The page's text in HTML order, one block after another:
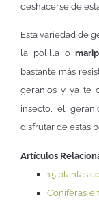
deshacerse de
Esta variedad de
la polilla o
bastante más
geranios y ya te
insecto, el
disfrutar de estas
Artículos
15 plantas
Coníferas